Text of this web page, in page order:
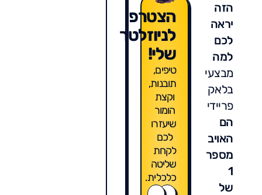
הזה
יראה
לכם
למה
מבצעי
בלאק
פריידי
הם
האויב
מספר
1
של
הצטרפו
לניוזלטר
שלי!
טיפים,
תובנות,
וקצת
הומור
שיעזרו
לכם
לקחת
שליטה
כלכלית.